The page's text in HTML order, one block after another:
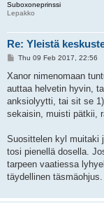
Suboxoneprinssi
Lepakko
Re: Yleistä
P
s
Thu 09 Feb 2017, 22:56
Xanor nimenomaan
auttaa helvetin hyvin,
anksiolyytti, tai sit se
sekaisin, muisti pätkii,
Suosittelen kyl muitaki
tosi pienellä dosella.
tarpeen vaatiessa
täydellinen täsmäohjus.